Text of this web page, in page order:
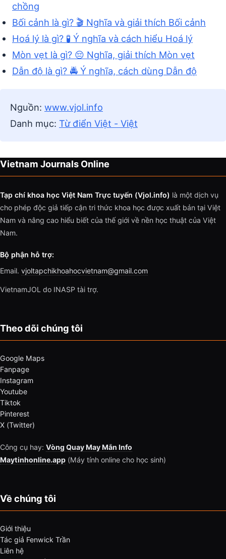
chồng
Bối cảnh là gì? 🎬 Nghĩa và giải thích Bối cảnh
Hoá lý là gì? 🧪 Ý nghĩa và cách hiểu Hoá lý
Mòn vẹt là gì? 😔 Nghĩa, giải thích Mòn vẹt
Dẫn độ là gì? 🚔 Ý nghĩa, cách dùng Dẫn độ
Nguồn: www.vjol.info
Danh mục: Từ điển Việt - Việt
Vietnam Journals Online
Tạp chí khoa học Việt Nam Trực tuyến (Vjol.info) là một dịch vụ
cho phép độc giả tiếp cận tri thức khoa học được xuất bản tại Việt
Nam và nâng cao hiểu biết của thế giới về nền học thuật của Việt
Nam.
Bộ phận hỗ trợ:
Email. vjoltapchikhoahocvietnam@gmail.com
VietnamJOL do INASP tài trợ.
Theo dõi chúng tôi
Google Maps
Fanpage
Instagram
Youtube
Tiktok
Pinterest
X (Twitter)
Công cụ hay: Vòng Quay May Mắn Info
Maytinhonline.app (Máy tính online cho học sinh)
Về chúng tôi
Giới thiệu
Tác giả Fenwick Trần
Liên hệ